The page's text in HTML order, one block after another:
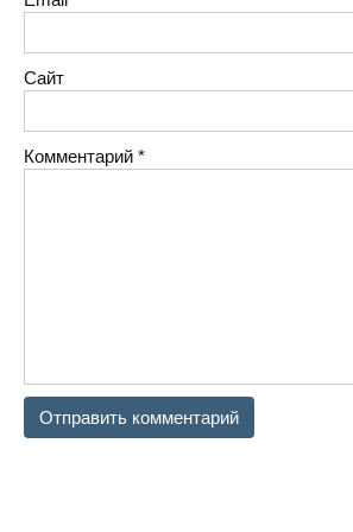
Сайт
Комментарий *